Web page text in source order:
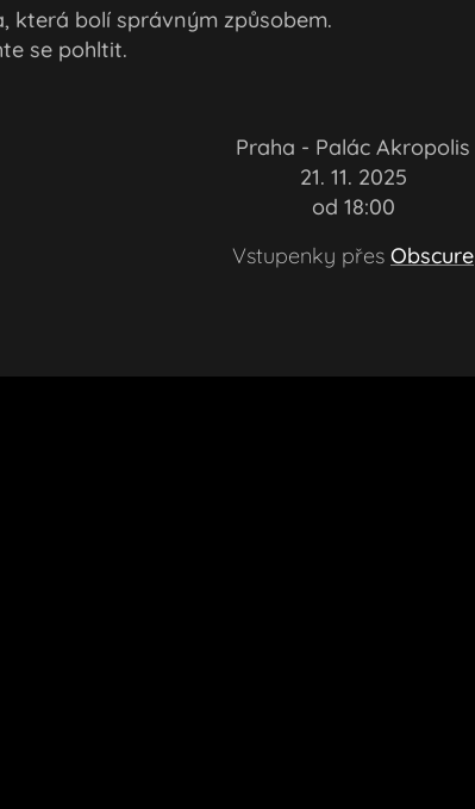
která bolí správným způsobem.
se pohltit.
📍 Praha - Palác Akropolis
📅 21. 11. 2025
🕕 od 18:00
🎟️ Vstupenky přes Obscure